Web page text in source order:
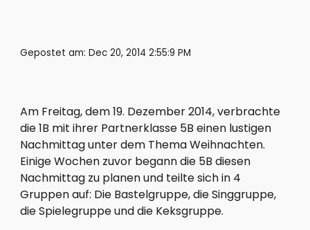
Gepostet am: Dec 20, 2014 2:55:9 PM
Am Freitag, dem 19. Dezember 2014, verbrachte
die 1B mit ihrer Partnerklasse 5B einen lustigen
Nachmittag unter dem Thema Weihnachten.
Einige Wochen zuvor begann die 5B diesen
Nachmittag zu planen und teilte sich in 4
Gruppen auf: Die Bastelgruppe, die Singgruppe,
die Spielegruppe und die Keksgruppe.